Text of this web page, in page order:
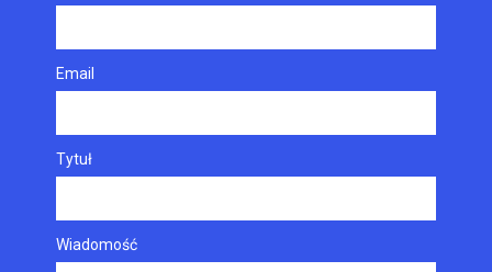
Email
Tytuł
Wiadomość